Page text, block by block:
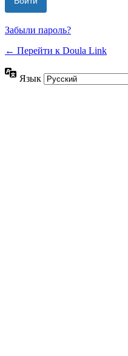
Забыли пароль?
← Перейти к Doula Link
Язык